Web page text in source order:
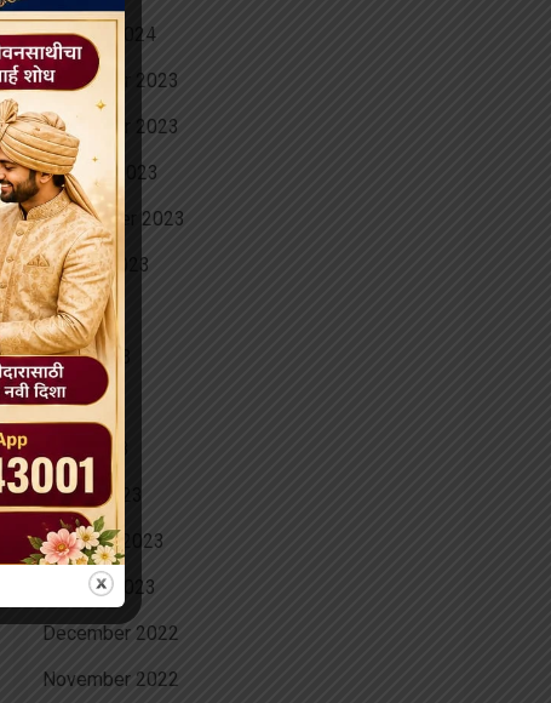
January 2024
December 2023
November 2023
October 2023
September 2023
August 2023
July 2023
June 2023
May 2023
April 2023
March 2023
February 2023
January 2023
December 2022
November 2022